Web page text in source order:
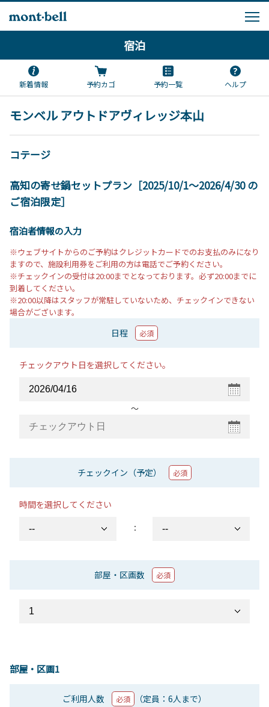
宿泊
新着情報 予約カゴ 予約一覧 ヘルプ
モンベル アウトドアヴィレッジ本山
コテージ
高知の寄せ鍋セットプラン［2025/10/1～2026/4/30 の
ご宿泊限定］
宿泊者情報の入力
※ウェブサイトからのご予約はクレジットカードでのお支払のみになり
ますので、施設利用券をご利用の方は電話でご予約ください。
※チェックインの受付は20:00までとなっております。必ず20:00までに
到着してください。
※20:00以降はスタッフが常駐していないため、チェックインできない
場合がございます。
日程 必須
チェックアウト日を選択してください。
〜
チェックイン（予定） 必須
時間を選択してください
：
部屋・区画数 必須
部屋・区画1
ご利用人数 必須 （定員：6人まで）